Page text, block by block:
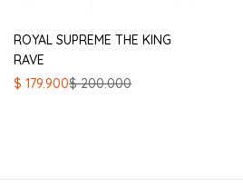
ROYAL SUPREME THE KING
RAVE
$200.000
El
$ 179.900
El